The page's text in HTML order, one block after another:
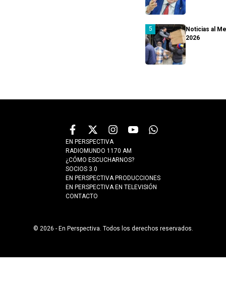
Noticias al
2026
EN PERSPECTIVA
RADIOMUNDO 1170 AM
¿CÓMO ESCUCHARNOS?
SOCIOS 3.0
EN PERSPECTIVA PRODUCCIONES
EN PERSPECTIVA EN TELEVISIÓN
CONTACTO
© 2026 - En Perspectiva. Todos los derechos reservados.